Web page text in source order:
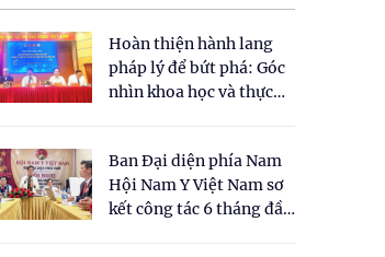
Hoàn thiện hành lang
pháp lý để bứt phá: Góc
nhìn khoa học và thực
cho Luật Y dược cổ
truyền Việt Nam"
Ban Đại diện phía Nam
Hội Nam Y Việt Nam sơ
kết công tác 6 tháng đầu